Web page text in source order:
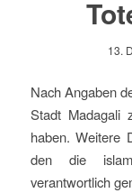
13.
Nach Angaben
Stadt Madagali
haben. Weitere
den die
verantwortlich